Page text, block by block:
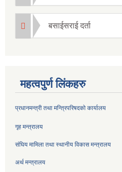
बसाईसराई दर्ता
महत्वपुर्ण लिंकहरु
प्रधानमन्त्री तथा मन्त्रिपरिषदको कार्यालय
गृह मन्त्रालय
संघिय मामिला तथा स्थानीय विकास मन्त्रालय
अर्थ मन्त्रालय